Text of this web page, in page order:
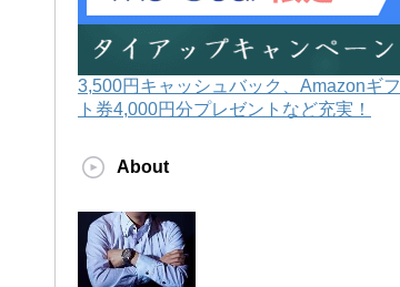
3,500円キャッシュバック、Amazonギフ
ト券4,000円分プレゼントなど充実！
About